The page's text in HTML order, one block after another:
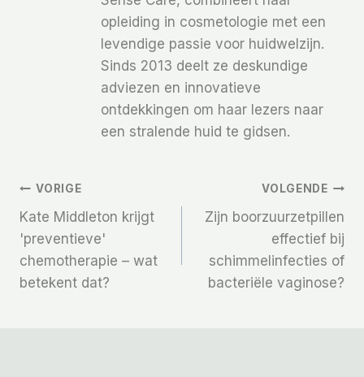
opleiding in cosmetologie met een
levendige passie voor huidwelzijn.
Sinds 2013 deelt ze deskundige
adviezen en innovatieve
ontdekkingen om haar lezers naar
een stralende huid te gidsen.
Bericht
Navigatie
VORIGE
Kate Middleton krijgt
'preventieve'
chemotherapie – wat
betekent dat?
VOLGENDE
Zijn boorzuurzetpillen
effectief bij
schimmelinfecties of
bacteriële vaginose?